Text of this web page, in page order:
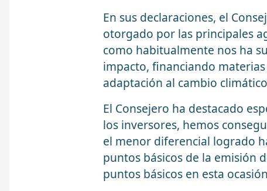
En sus declaraciones, el
otorgado por las principales
como habitualmente nos ha
impacto, financiando
adaptación al cambio
El Consejero ha destacado
los inversores, hemos
el menor diferencial logrado
puntos básicos de la emisión
puntos básicos en esta